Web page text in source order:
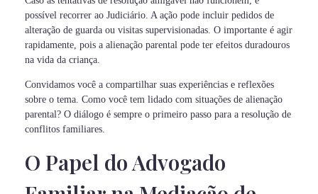
possível recorrer ao Judiciário. A ação pode incluir pedidos de
alteração de guarda ou visitas supervisionadas. O importante é agir
rapidamente, pois a alienação parental pode ter efeitos duradouros
na vida da criança.
Convidamos você a compartilhar suas experiências e reflexões
sobre o tema. Como você tem lidado com situações de alienação
parental? O diálogo é sempre o primeiro passo para a resolução de
conflitos familiares.
O Papel do Advogado